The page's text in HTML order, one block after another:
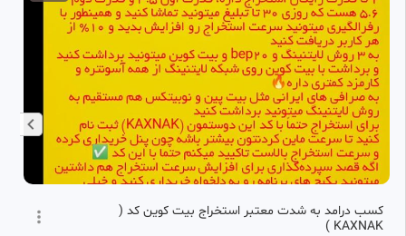
کسب درامد به شدت معتبر استخراج بیت کوین کد (
KAXNAK )